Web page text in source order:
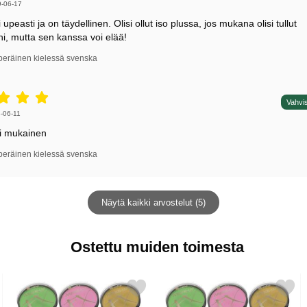
06-17
upeasti ja on täydellinen. Olisi ollut iso plussa, jos mukana olisi tullut
mutta sen kanssa voi elää!
kielessä svenska
tähdet / 5,
06-11
mukainen
kielessä svenska
Näytä kaikki arvostelut (5)
Ostettu muiden toimesta
suosikiksi
Merkitse smiffys Kasvo- ja Vartalomaali FX suosikiksi
Merkitse smiffys Kasvo- ja